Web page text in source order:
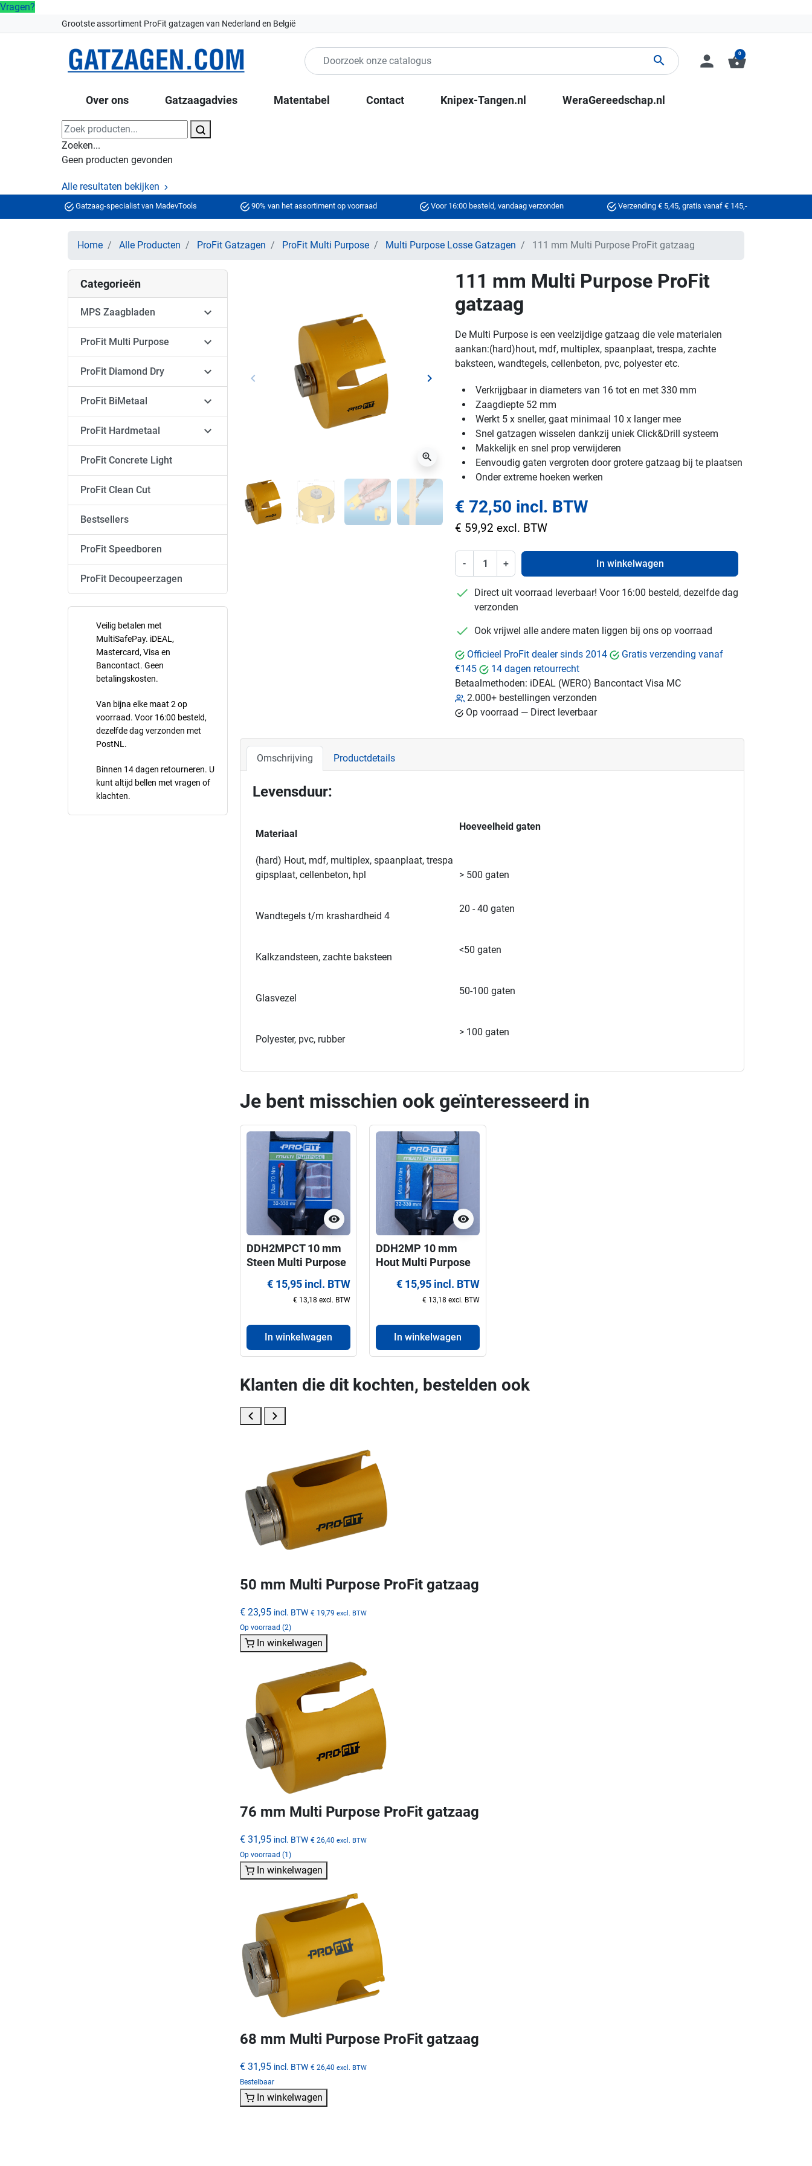
Vragen?
Grootste assortiment ProFit gatzagen van Nederland en België
search person shopping_basket
0
Over ons Gatzaagadvies Matentabel Contact Knipex-Tangen.nl WeraGereedschap.nl
Zoeken...
Geen producten gevonden
Alle resultaten bekijken
Gatzaag-specialist van MadevTools 90% van het assortiment op voorraad Voor 16:00 besteld, vandaag verzonden Verzending € 5,45, gratis vanaf € 145,-
Home Alle Producten ProFit Gatzagen ProFit Multi Purpose Multi Purpose Losse Gatzagen 111 mm Multi Purpose ProFit gatzaag
Categorieën
MPS Zaagbladen 
ProFit Multi Purpose 
ProFit Diamond Dry 
ProFit BiMetaal 
ProFit Hardmetaal 
ProFit Concrete Light
ProFit Clean Cut
Bestsellers
ProFit Speedboren
ProFit Decoupeerzagen
Veilig betalen met
MultiSafePay. iDEAL,
Mastercard, Visa en
Bancontact. Geen
betalingskosten.
Van bijna elke maat 2 op
voorraad. Voor 16:00 besteld,
dezelfde dag verzonden met
PostNL.
Binnen 14 dagen retourneren. U
kunt altijd bellen met vragen of
klachten.
Vorige
keyboard_arrow_left Volgende
keyboard_arrow_right
zoom_in
111 mm Multi Purpose ProFit
gatzaag
De Multi Purpose is een veelzijdige gatzaag die vele materialen
aankan:(hard)hout, mdf, multiplex, spaanplaat, trespa, zachte
baksteen, wandtegels, cellenbeton, pvc, polyester etc.
Verkrijgbaar in diameters van 16 tot en met 330 mm
Zaagdiepte 52 mm
Werkt 5 x sneller, gaat minimaal 10 x langer mee
Snel gatzagen wisselen dankzij uniek Click&Drill systeem
Makkelijk en snel prop verwijderen
Eenvoudig gaten vergroten door grotere gatzaag bij te plaatsen
Onder extreme hoeken werken
€ 72,50 incl. BTW
€ 59,92 excl. BTW
- + In winkelwagen
checkmark
Direct uit voorraad leverbaar! Voor 16:00 besteld, dezelfde dag
verzonden
checkmark
Ook vrijwel alle andere maten liggen bij ons op voorraad
Officieel ProFit dealer sinds 2014
Gratis verzending vanaf
€145
14 dagen retourrecht
Betaalmethoden: iDEAL (WERO) Bancontact Visa MC
2.000+ bestellingen verzonden
Op voorraad — Direct leverbaar
Omschrijving Productdetails
Levensduur:
Materiaal
Hoeveelheid gaten
(hard) Hout, mdf, multiplex, spaanplaat, trespa
gipsplaat, cellenbeton, hpl
> 500 gaten
Wandtegels t/m krashardheid 4
20 - 40 gaten
Kalkzandsteen, zachte baksteen
<50 gaten
Glasvezel
50-100 gaten
Polyester, pvc, rubber
> 100 gaten
Je bent misschien ook geïnteresseerd in
visibility
DDH2MPCT 10 mm
Steen Multi Purpose
voor gatzagen 32-
€ 15,95 incl. BTW
€ 13,18 excl. BTW
In winkelwagen
visibility
DDH2MP 10 mm
Hout Multi Purpose
voor gatzagen 32-
€ 15,95 incl. BTW
€ 13,18 excl. BTW
In winkelwagen
Klanten die dit kochten, bestelden ook
50 mm Multi Purpose ProFit gatzaag
€ 23,95 incl. BTW € 19,79 excl. BTW
Op voorraad (2)
In winkelwagen
76 mm Multi Purpose ProFit gatzaag
€ 31,95 incl. BTW € 26,40 excl. BTW
Op voorraad (1)
In winkelwagen
68 mm Multi Purpose ProFit gatzaag
€ 31,95 incl. BTW € 26,40 excl. BTW
Bestelbaar
In winkelwagen